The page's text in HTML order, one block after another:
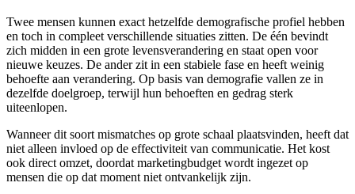
Twee mensen kunnen exact hetzelfde demografische profiel hebben
en toch in compleet verschillende situaties zitten. De één bevindt
zich midden in een grote levensverandering en staat open voor
nieuwe keuzes. De ander zit in een stabiele fase en heeft weinig
behoefte aan verandering. Op basis van demografie vallen ze in
dezelfde doelgroep, terwijl hun behoeften en gedrag sterk
uiteenlopen.
Wanneer dit soort mismatches op grote schaal plaatsvinden, heeft dat
niet alleen invloed op de effectiviteit van communicatie. Het kost
ook direct omzet, doordat marketingbudget wordt ingezet op
mensen die op dat moment niet ontvankelijk zijn.